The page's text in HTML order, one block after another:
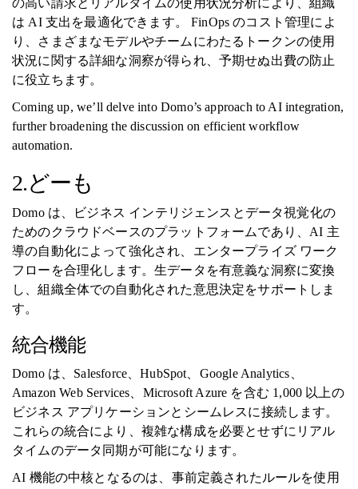
の高い請求とリアルタイムの使用状況分析により、組織
は AI 支出を最適化できます。 FinOps のコスト管理によ
り、さまざまなモデルやチームにわたるトークンの使用
状況に関する詳細な洞察が得られ、予期せぬ出費の防止
に役立ちます。
Coming up, we’ll delve into Domo’s approach to AI integration,
further broadening the discussion on efficient workflow
automation.
2.どーも
Domo は、ビジネス インテリジェンスとデータ視覚化の
ためのクラウドベースのプラットフォームであり、AI 主
導の自動化によって強化され、エンタープライズ ワーク
フローを合理化します。生データを有意義な洞察に変換
し、組織全体での自動化された意思決定をサポートしま
す。
統合機能
Domo は、Salesforce、HubSpot、Google Analytics、
Amazon Web Services、Microsoft Azure を含む 1,000 以上の
ビジネス アプリケーションとシームレスに接続します。
これらの統合により、複雑な構成を必要とせずにリアル
タイムのデータ同期が可能になります。
AI 機能の中核となるのは、事前定義されたルールを使用